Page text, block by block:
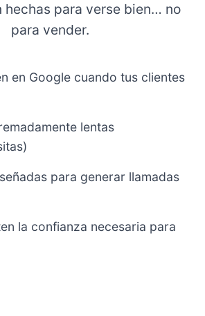
hechas para verse bien… no
para vender.
en Google cuando tus clientes
lentas
para generar llamadas
la confianza necesaria para